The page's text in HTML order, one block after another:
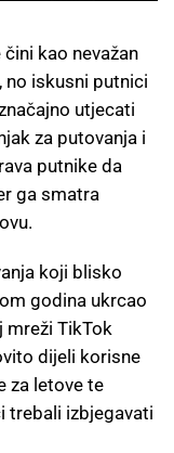
kao nevažan
no iskusni putnici
utjecati
za putovanja i
putnike da
ga smatra
koji blisko
godina ukrcao
mreži TikTok
dijeli korisne
za letove te
trebali izbjegavati